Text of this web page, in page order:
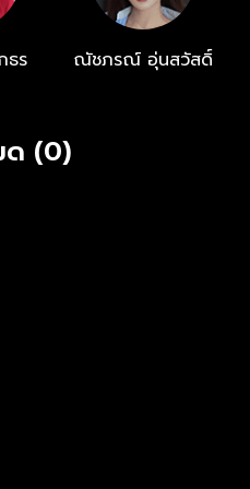
ธร ณัชภรณ์ อุ่นสวัสดิ์
ด (0)